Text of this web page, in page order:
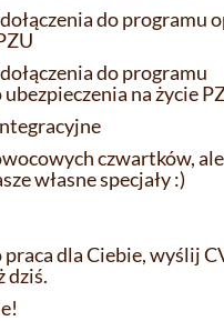
do programu
do programu
na życie
czwartków,
własne specjały :)
praca dla Ciebie, wyślij
dziś.